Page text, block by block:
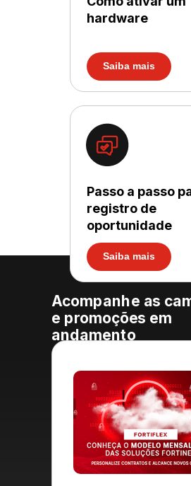
Acompanhe as
e promoções em
andamento
hardware
Saiba mais
Passo a passo
registro de
oportunidade
Saiba mais